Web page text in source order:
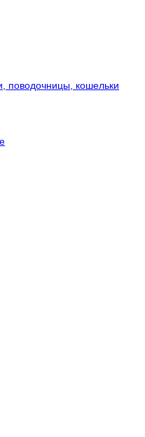
поводочницы, кошельки